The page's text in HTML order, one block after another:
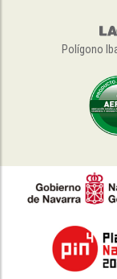
Polígono